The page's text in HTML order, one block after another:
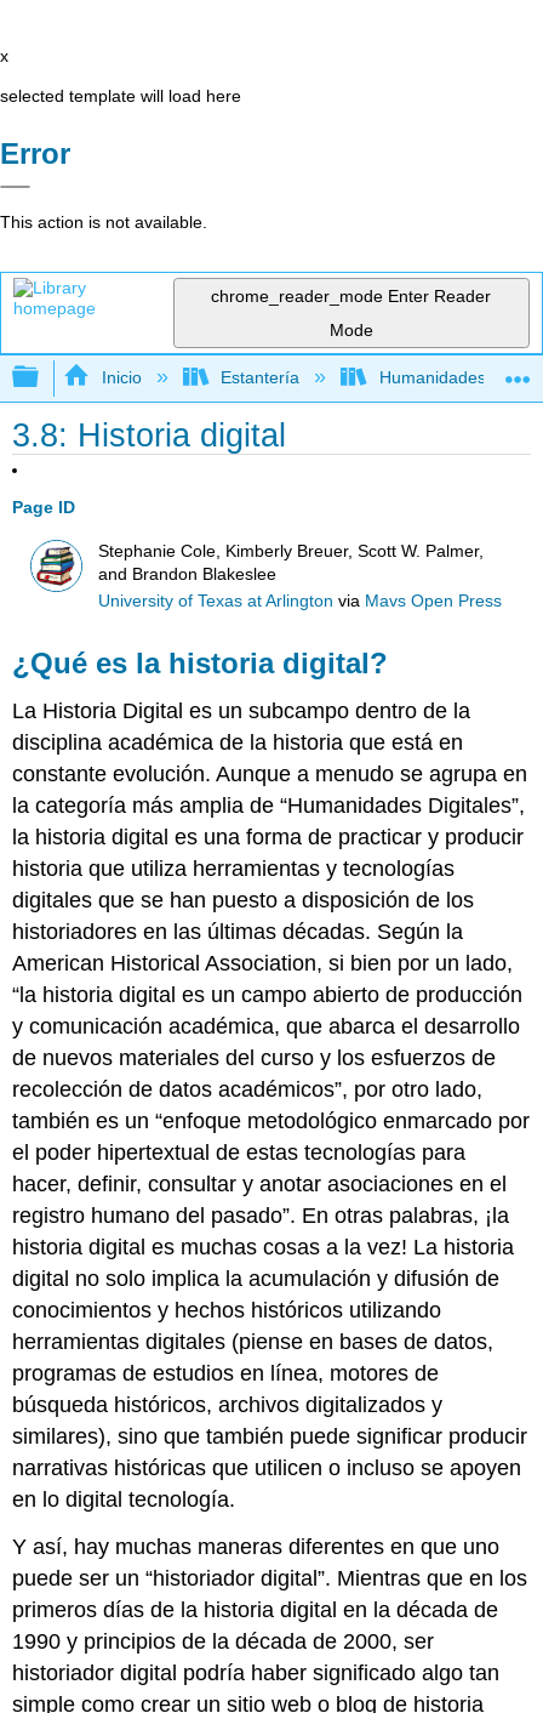
x
selected template will load here
Error
This action is not available.
chrome_reader_mode Enter Reader
Mode
Expandir/contraer jerarquía global
Inicio Estantería Humanidades
3.8: Historia digital
Page ID
Stephanie Cole, Kimberly Breuer, Scott W. Palmer,
and Brandon Blakeslee
University of Texas at Arlington via Mavs Open Press
¿Qué es la historia digital?
La Historia Digital es un subcampo dentro de la
disciplina académica de la historia que está en
constante evolución. Aunque a menudo se agrupa en
la categoría más amplia de “Humanidades Digitales”,
la historia digital es una forma de practicar y producir
historia que utiliza herramientas y tecnologías
digitales que se han puesto a disposición de los
historiadores en las últimas décadas. Según la
American Historical Association, si bien por un lado,
“la historia digital es un campo abierto de producción
y comunicación académica, que abarca el desarrollo
de nuevos materiales del curso y los esfuerzos de
recolección de datos académicos”, por otro lado,
también es un “enfoque metodológico enmarcado por
el poder hipertextual de estas tecnologías para
hacer, definir, consultar y anotar asociaciones en el
registro humano del pasado”. En otras palabras, ¡la
historia digital es muchas cosas a la vez! La historia
digital no solo implica la acumulación y difusión de
conocimientos y hechos históricos utilizando
herramientas digitales (piense en bases de datos,
programas de estudios en línea, motores de
búsqueda históricos, archivos digitalizados y
similares), sino que también puede significar producir
narrativas históricas que utilicen o incluso se apoyen
en lo digital tecnología.
Y así, hay muchas maneras diferentes en que uno
puede ser un “historiador digital”. Mientras que en los
primeros días de la historia digital en la década de
1990 y principios de la década de 2000, ser
historiador digital podría haber significado algo tan
simple como crear un sitio web o blog de historia